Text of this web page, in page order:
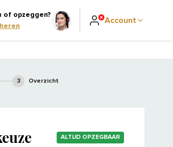
of opzeggen?
Account
3 Overzicht
ALTIJD OPZEGBAAR